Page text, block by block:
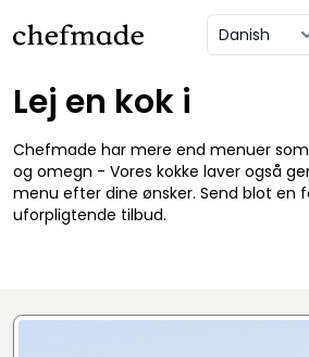
Lej en kok i
Chefmade har mere end menuer
og omegn - Vores kokke laver også
menu efter dine ønsker. Send blot en
uforpligtende tilbud.